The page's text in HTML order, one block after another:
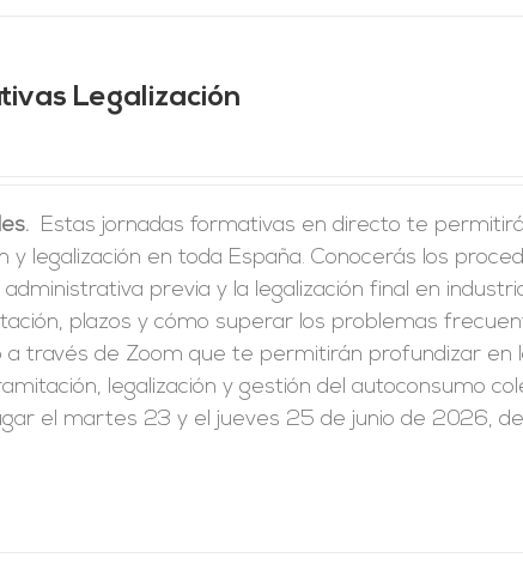
Legalización
Estas jornadas formativas en directo te
y legalización en toda España. Conocerás los
previa y la legalización final en
plazos y cómo superar los problemas
a través de Zoom que te permitirán profundizar en
legalización y gestión del autoconsumo
el martes 23 y el jueves 25 de junio de 2026,